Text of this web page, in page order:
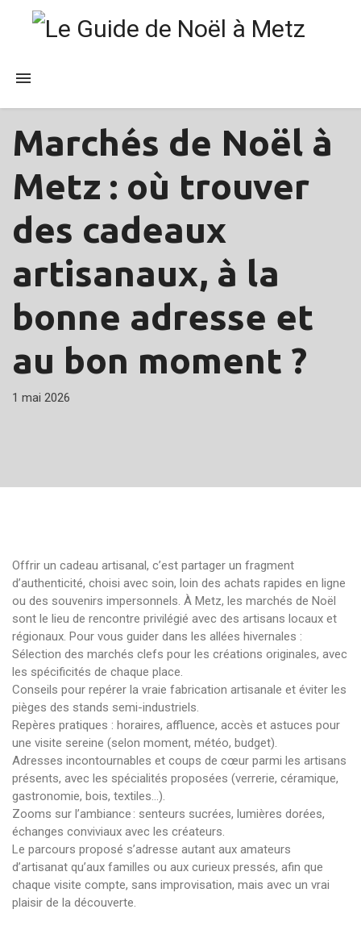
PUBLICATIONS
Marchés de Noël à
Metz : où trouver
des cadeaux
artisanaux, à la
bonne adresse et
au bon moment ?
1 mai 2026
Offrir un cadeau artisanal, c’est partager un fragment
d’authenticité, choisi avec soin, loin des achats rapides en ligne
ou des souvenirs impersonnels. À Metz, les marchés de Noël
sont le lieu de rencontre privilégié avec des artisans locaux et
régionaux. Pour vous guider dans les allées hivernales :
Sélection des marchés clefs pour les créations originales, avec
les spécificités de chaque place.
Conseils pour repérer la vraie fabrication artisanale et éviter les
pièges des stands semi-industriels.
Repères pratiques : horaires, affluence, accès et astuces pour
une visite sereine (selon moment, météo, budget).
Adresses incontournables et coups de cœur parmi les artisans
présents, avec les spécialités proposées (verrerie, céramique,
gastronomie, bois, textiles…).
Zooms sur l’ambiance : senteurs sucrées, lumières dorées,
échanges conviviaux avec les créateurs.
Le parcours proposé s’adresse autant aux amateurs
d’artisanat qu’aux familles ou aux curieux pressés, afin que
chaque visite compte, sans improvisation, mais avec un vrai
plaisir de la découverte.